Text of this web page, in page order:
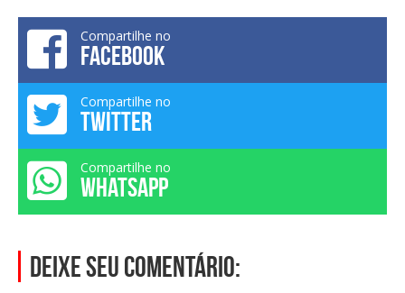
Compartilhe no
FACEBOOK
Compartilhe no
TWITTER
Compartilhe no
WHATSAPP
Deixe seu comentário: